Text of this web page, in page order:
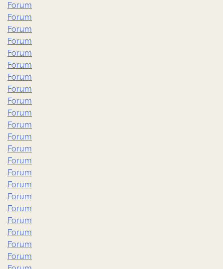
Forum
Forum
Forum
Forum
Forum
Forum
Forum
Forum
Forum
Forum
Forum
Forum
Forum
Forum
Forum
Forum
Forum
Forum
Forum
Forum
Forum
Forum